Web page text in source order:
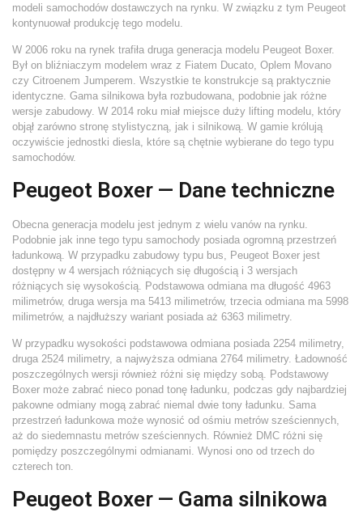
modeli samochodów dostawczych na rynku. W związku z tym Peugeot
kontynuował produkcję tego modelu.
W 2006 roku na rynek trafiła druga generacja modelu Peugeot Boxer.
Był on bliźniaczym modelem wraz z Fiatem Ducato, Oplem Movano
czy Citroenem Jumperem. Wszystkie te konstrukcje są praktycznie
identyczne. Gama silnikowa była rozbudowana, podobnie jak różne
wersje zabudowy. W 2014 roku miał miejsce duży lifting modelu, który
objął zarówno stronę stylistyczną, jak i silnikową. W gamie królują
oczywiście jednostki diesla, które są chętnie wybierane do tego typu
samochodów.
Peugeot Boxer — Dane techniczne
Obecna generacja modelu jest jednym z wielu vanów na rynku.
Podobnie jak inne tego typu samochody posiada ogromną przestrzeń
ładunkową. W przypadku zabudowy typu bus, Peugeot Boxer jest
dostępny w 4 wersjach różniących się długością i 3 wersjach
różniących się wysokością. Podstawowa odmiana ma długość 4963
milimetrów, druga wersja ma 5413 milimetrów, trzecia odmiana ma 5998
milimetrów, a najdłuższy wariant posiada aż 6363 milimetry.
W przypadku wysokości podstawowa odmiana posiada 2254 milimetry,
druga 2524 milimetry, a najwyższa odmiana 2764 milimetry. Ładowność
poszczególnych wersji również różni się między sobą. Podstawowy
Boxer może zabrać nieco ponad tonę ładunku, podczas gdy najbardziej
pakowne odmiany mogą zabrać niemal dwie tony ładunku. Sama
przestrzeń ładunkowa może wynosić od ośmiu metrów sześciennych,
aż do siedemnastu metrów sześciennych. Również DMC różni się
pomiędzy poszczególnymi odmianami. Wynosi ono od trzech do
czterech ton.
Peugeot Boxer — Gama silnikowa